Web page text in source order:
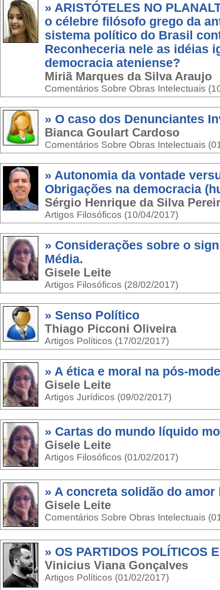
» ARISTÓTELES NO
o célebre filósofo grego da
sistema político do Brasil
Reconheceria nele as idéias
democracia ateniense?
Miriã Marques da Silva Araujo
Comentários Sobre Obras Intelectuais
» O caso dos Denunciantes
Bianca Goulart Cardoso
Comentários Sobre Obras Intelectuais
» Autonomia da vontade
Obrigações na democracia
Sérgio Henrique da Silva
Artigos Filosóficos (10/04/2017)
» Considerações sobre o
Média.
Gisele Leite
Artigos Filosóficos (28/02/2017)
» Senso Político
Thiago Picconi Oliveira
Artigos Políticos (17/02/2017)
» A ética e moral na pós-
Gisele Leite
Artigos Jurídicos (09/02/2017)
» Cartas do mundo líquido
Gisele Leite
Artigos Filosóficos (01/02/2017)
» A concreta solidão do amor
Gisele Leite
Comentários Sobre Obras Intelectuais
» OS PARTIDOS POLÍTICOS
Vinicius Viana Gonçalves
Artigos Políticos (01/02/2017)